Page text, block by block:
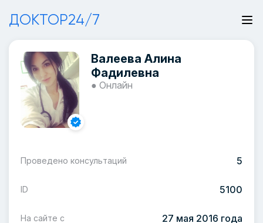
ДОКТОР24/7
Валеева Алина
Фадилевна
● Онлайн
Проведено консультаций 5
На сайте с 27 мая 2016 года
ID 5100